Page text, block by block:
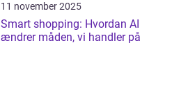
11 november 2025
Smart shopping: Hvordan AI
ændrer måden, vi handler på